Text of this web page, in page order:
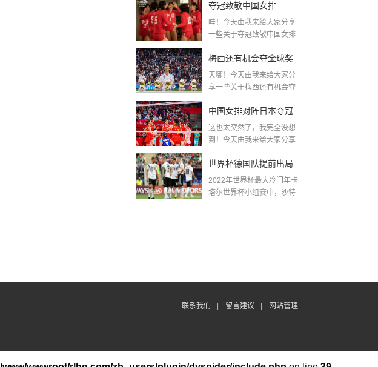
夺冠致敬中国女排
〖2020关于电影 夺冠 观
哇！今天由我来给大家分享
一些关于夺冠致敬中国女排
梅西还有机会夺金球奖
〖梅老七什么梗〗
天哪！今天由我来给大家分
享一些关于梅西还有机会夺
中国女排对阵日本夺冠
了吗〖中国女排3 0复仇
这也太突然了，我完全没想
到！今天由我来给大家分享
世界杯德国队提前出局
吗,2018年世界杯德国战
2022年世界杯最大冷门年卡
塔尔世界杯小组赛中，沙特
联系我们 留言建议 网站管理